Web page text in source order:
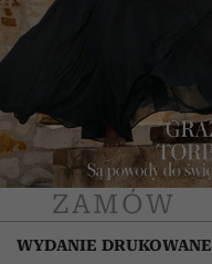
ZAMÓW
WYDANIE DRUKOWANE